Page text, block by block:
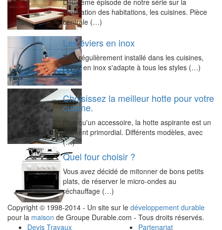
Deuxième épisode de notre série sur la
rénovation des habitations, les cuisines. Pièce
centrale (…)
Les éviers en inox
Très régulièrement installé dans les cuisines,
l'évier en inox s'adapte à tous les styles (…)
Choisissez la meilleur hotte pour votre
cuisine.
Plus qu'un accessoire, la hotte aspirante est un
élément primordial. Différents modèles, avec
(…)
Quel four choisir ?
Vous avez décidé de mitonner de bons petits
plats, de réserver le micro-ondes au
réchauffage (…)
Copyright © 1998-2014 - Un site sur le développement durable
pour la maison de Groupe Durable.com - Tous droits réservés.
Devis Travaux
Partenariat